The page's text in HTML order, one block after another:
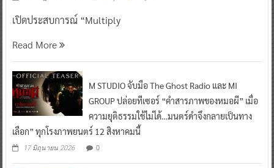
เปิดประสบการณ์ “Multiply
Read More
M STUDIO จับมือ The Ghost Radio และ MI
GROUP ปล่อยทีเซอร์ “คำสารภาพของหมอผี” เมื่อ
ความยุติธรรมใช้ไม่ได้…มนตร์ดำจึงกลายเป็นทาง
เลือก” ทุกโรงภาพยนตร์ 12 สิงหาคมนี้
17 มิถุนายน 2026 0